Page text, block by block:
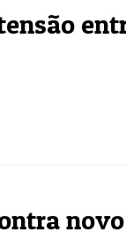
novo